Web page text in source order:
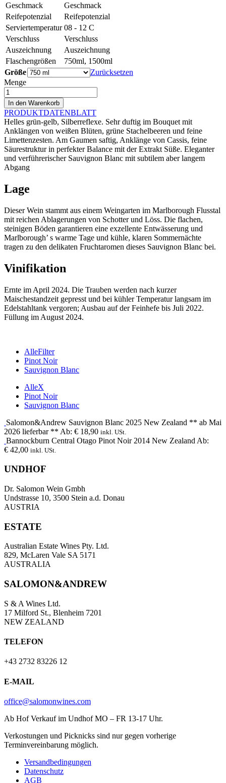
Geschmack
Geschmack
Reifepotenzial
Reifepotenzial
Serviertemperatur 08 - 12 C
Verschluss
Verschluss
Auszeichnung
Auszeichnung
Flaschengrößen
750ml, 1500ml
Größe
Zurücksetzen
Menge
Salomon&Andrew
-
Sauvignon
Blanc
2025
Menge
In den Warenkorb
PRODUKTDATENBLATT
Helles grün-gelb, Silberreflexe. Sehr duftig im Bouquet mit
Anklängen von weißen Blüten, grüne Stachelbeeren und feine
Limettenzesten. Am Gaumen saftig, Anklänge von Cassis, feine
Säurestruktur in perfekter Balance mit der Extrakt Süße. Eleganter
und verführerischer Sauvignon Blanc mit subtilem aber langem
Abgang
Lage
Dieser Wein stammt aus einem Weingarten im Marlborough Flusstal
mit reichen Ablagerungen von Schotter und Löss. Die flachen,
steinigen Böden garantieren eine exzellente Entwässerung und
Marlborough’ s warme Tage und kühle, klaren Sommernächte
tragen zu den delikaten Fruchtaromen dieses Sauvignon Blanc bei.
Vinifikation
Ernte im April 2024. Die Trauben werden nach kurzer
Maischestandzeit gepresst und bei kühler Temperatur langsam im
Edelstahltank vergoren; Ausbau auf der Feinhefe bis Juli 2022.
Füllung im August 2024.
AlleFilter
Pinot Noir
Sauvignon Blanc
AlleX
Pinot Noir
Sauvignon Blanc
Salomon&Andrew Sauvignon Blanc 2025 New Zealand ** ab Mai
2026 lieferbar ** Ab: € 18,90 inkl. USt.
Bannockburn Central Otago Pinot Noir 2014 New Zealand Ab:
€ 42,00 inkl. USt.
UNDHOF
Dr. Salomon Wein Gmbh
Undstrasse 10, 3500 Stein a.d. Donau
AUSTRIA
ESTATE
Australian Estate Wines Pty. Ltd.
829, McLaren Vale SA 5171
AUSTRALIA
SALOMON&ANDREW
S & A Wines Ltd.
17 Milford St., Blenheim 7201
NEW ZEALAND
TELEFON
+43 2732 83226 12
E-MAIL
office@salomonwines.com
Ab Hof Verkauf im Undhof MO – FR 13-17 Uhr.
Verkostungen und Picknicks sind nur gegen vorherige
Terminvereinbarung möglich.
Versandbedingungen
Datenschutz
AGB